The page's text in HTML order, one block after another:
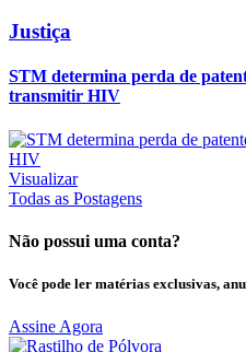
Justiça
STM determina perda de
transmitir HIV
Visualizar
Todas as Postagens
Não possui uma conta?
Você pode ler matérias exclusivas,
Assine Agora